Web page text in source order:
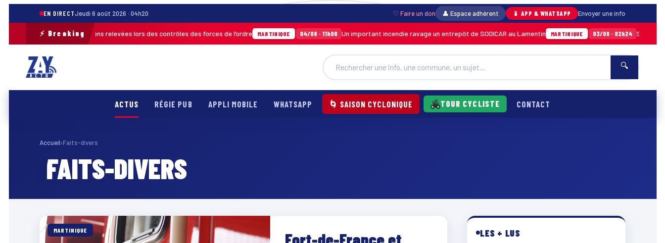
EN DIRECTJeudi 6 août 2026 · 04h20 ♡ Faire un don 👤 Espace adhérent 📱 APP & WHATSAPP Envoyer une info
⚡ Breaking
: plus de 120 infractions relevées lors des contrôles des forces de l’ordre MARTINIQUE 04/08 · 11h06 Un important incendie ravage un entrepôt de SODICAR au Lamentin MARTINIQUE 03/08 · 02h24 Sainte-Anne :
🔍
ACTUS RÉGIE PUB APPLI MOBILE WHATSAPP 🌀 SAISON CYCLONIQUE TOUR CYCLISTE CONTACT
Accueil›Faits-divers
FAITS-DIVERS
MARTINIQUE LES + LUS